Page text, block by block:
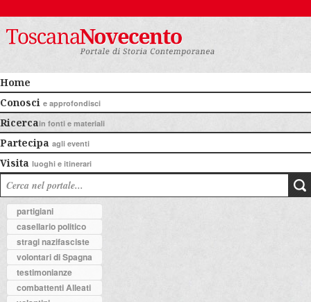
Home
Conosci e approfondisci
Ricercain fonti e materiali
Partecipa agli eventi
Visita luoghi e itinerari
partigiani
casellario politico
stragi nazifasciste
volontari di Spagna
testimonianze
combattenti Alleati